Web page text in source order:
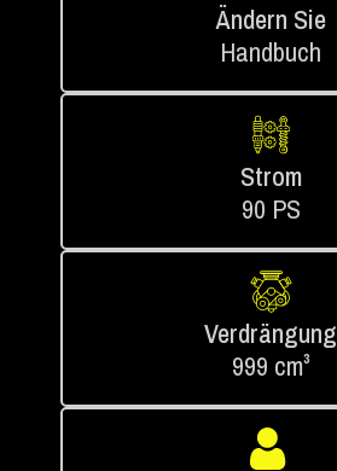
Ändern Sie
Handbuch
Strom
90 PS
Verdrängung
999 cm³